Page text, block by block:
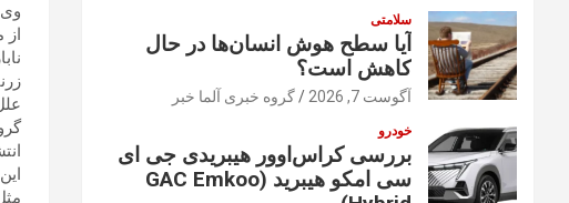
سلامتی
آیا سطح هوش انسان‌ها در حال
کاهش است؟
آگوست 7, 2026 گروه خبری آلما خبر
خودرو
بررسی کراس‌اوور هیبریدی جی ای
سی امکو هیبرید (GAC Emkoo